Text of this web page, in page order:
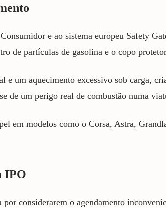
e ao sistema europeu Safety
de partículas de gasolina e o copo
e um aquecimento excessivo sob carga,
de um perigo real de combustão numa
em modelos como o Corsa, Astra,
IPO
considerarem o agendamento